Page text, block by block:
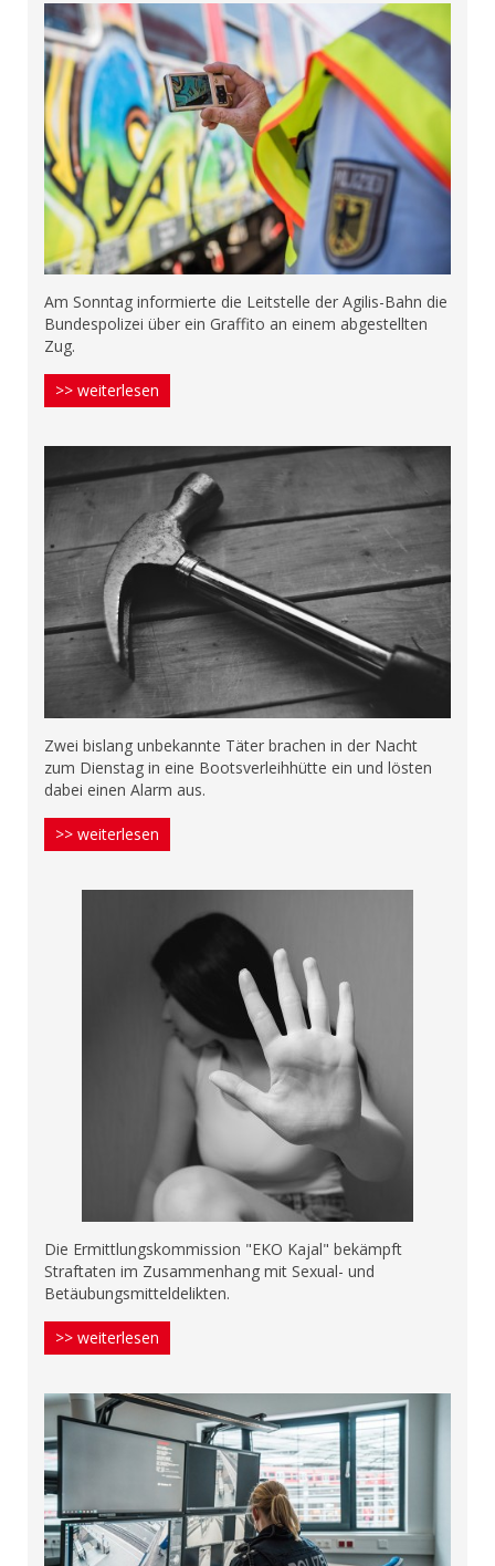
Am Sonntag informierte die Leitstelle der Agilis-Bahn die
Bundespolizei über ein Graffito an einem abgestellten
Zug.
>> weiterlesen
Zwei bislang unbekannte Täter brachen in der Nacht
zum Dienstag in eine Bootsverleihhütte ein und lösten
dabei einen Alarm aus.
>> weiterlesen
Die Ermittlungskommission "EKO Kajal" bekämpft
Straftaten im Zusammenhang mit Sexual- und
Betäubungsmitteldelikten.
>> weiterlesen